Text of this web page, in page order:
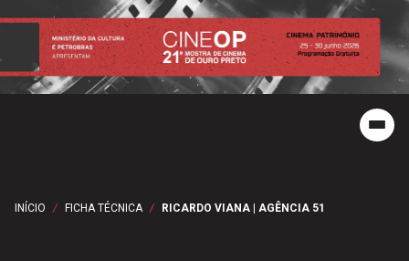
INÍCIO / FICHA TÉCNICA / RICARDO VIANA | AGÊNCIA 51